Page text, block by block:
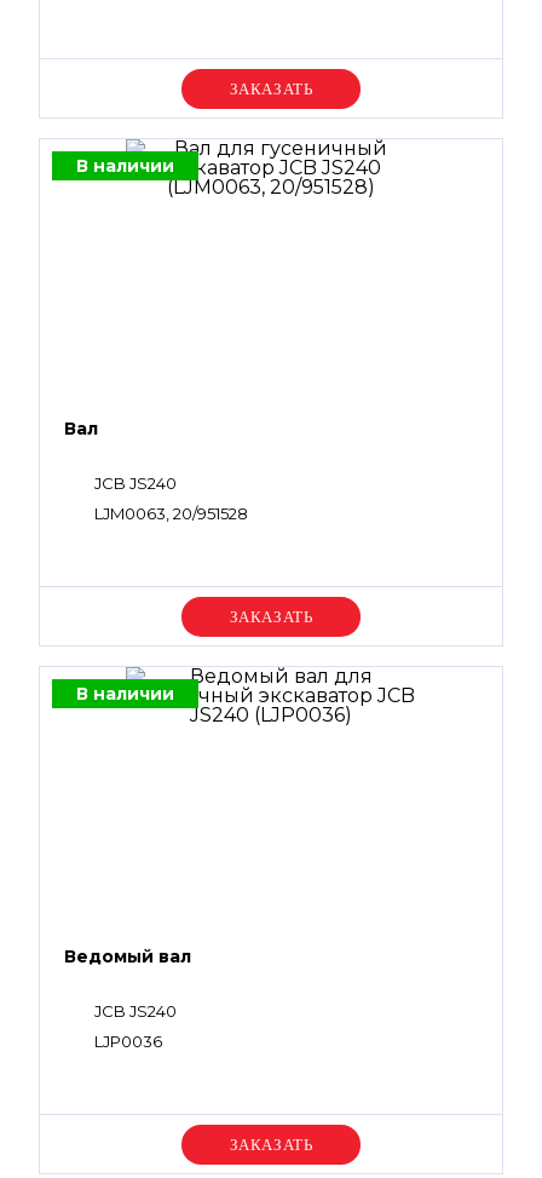
Уточняйте цену
В наличии
Вал
JCB JS240
LJM0063, 20/951528
Уточняйте цену
В наличии
Ведомый вал
JCB JS240
LJP0036
Уточняйте цену